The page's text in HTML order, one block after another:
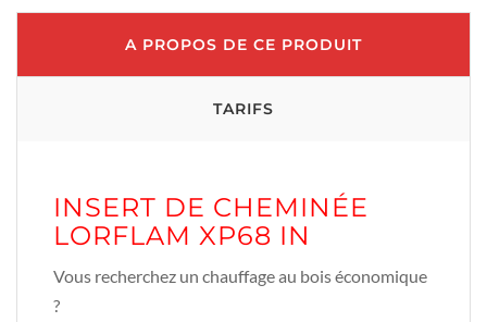
A PROPOS DE CE PRODUIT
TARIFS
INSERT DE CHEMINÉE
LORFLAM XP68 IN
Vous recherchez un chauffage au bois économique
?